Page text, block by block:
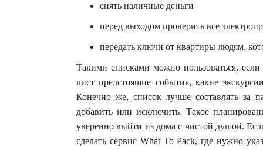
снять наличные деньги
перед выходом проверить все
передать ключи от квартиры людям,
Такими списками можно пользоваться,
лист предстоящие события, какие
Конечно же, список лучше составлять за
добавить или исключить. Такое
уверенно выйти из дома с чистой душой.
сделать сервис What To Pack, где нужно